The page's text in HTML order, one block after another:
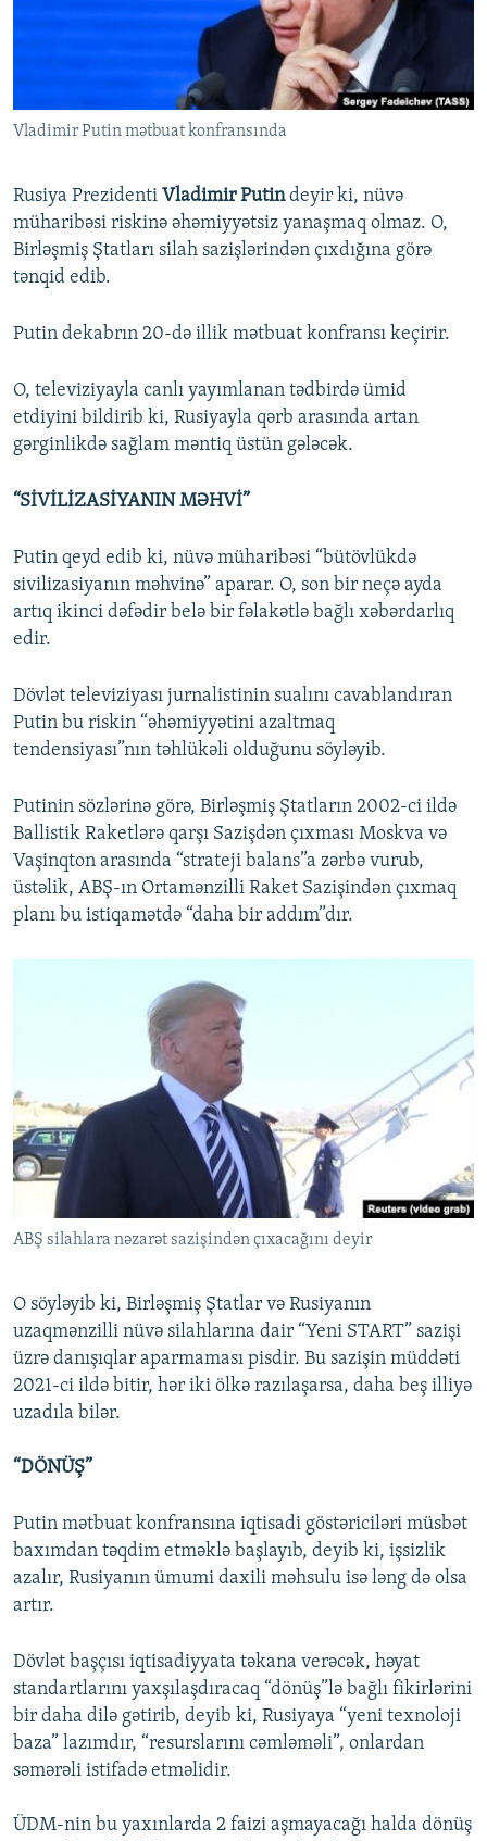
AZƏRBAYCAN ƏDƏBIYYATI KITABXANASI
İZ - MƏDƏNIYYƏT PROQRAMI
PEŞƏ ETIKASI VƏ JURNALISTIKA STANDARTLARIMIZ
MATERIALLARIMIZDAN ISTIFADƏ
AZADLIQRADIOSU MOBIL TELEFONUNUZDA
XƏBƏR BÜLLETENLƏRIMIZ
RFE/RL-in bütün saytları
Vladimir Putin mətbuat konfransında
Rusiya Prezidenti Vladimir Putindeyir ki, nüvə
müharibəsi riskinə əhəmiyyətsiz yanaşmaq olmaz. O,
Birləşmiş Ştatları silah sazişlərindən çıxdığına görə
tənqid edib.
Putin dekabrın 20-də illik mətbuat konfransı keçirir.
O, televiziyayla canlı yayımlanan tədbirdə ümid
etdiyini bildirib ki, Rusiyayla qərb arasında artan
gərginlikdə sağlam məntiq üstün gələcək.
“SİVİLİZASİYANIN MƏHVİ”
Putin qeyd edib ki, nüvə müharibəsi “bütövlükdə
sivilizasiyanın məhvinə” aparar. O, son bir neçə ayda
artıq ikinci dəfədir belə bir fəlakətlə bağlı xəbərdarlıq
edir.
Dövlət televiziyası jurnalistinin sualını cavablandıran
Putin bu riskin “əhəmiyyətini azaltmaq
tendensiyası”nın təhlükəli olduğunu söyləyib.
Putinin sözlərinə görə, Birləşmiş Ştatların 2002-ci ildə
Ballistik Raketlərə qarşı Sazişdən çıxması Moskva və
Vaşinqton arasında “strateji balans”a zərbə vurub,
üstəlik, ABŞ-ın Ortamənzilli Raket Sazişindən çıxmaq
planı bu istiqamətdə “daha bir addım”dır.
ABŞ silahlara nəzarət sazişindən çıxacağını deyir
O söyləyib ki, Birləşmiş Ştatlar və Rusiyanın
uzaqmənzilli nüvə silahlarına dair “Yeni START” sazişi
üzrə danışıqlar aparmaması pisdir. Bu sazişin müddəti
2021-ci ildə bitir, hər iki ölkə razılaşarsa, daha beş illiyə
uzadıla bilər.
“DÖNÜŞ”
Putin mətbuat konfransına iqtisadi göstəriciləri müsbət
baxımdan təqdim etməklə başlayıb, deyib ki, işsizlik
azalır, Rusiyanın ümumi daxili məhsulu isə ləng də olsa
artır.
Dövlət başçısı iqtisadiyyata təkana verəcək, həyat
standartlarını yaxşılaşdıracaq “dönüş”lə bağlı fikirlərini
bir daha dilə gətirib, deyib ki, Rusiyaya “yeni texnoloji
baza” lazımdır, “resurslarını cəmləməli”, onlardan
səmərəli istifadə etməlidir.
ÜDM-nin bu yaxınlarda 2 faizi aşmayacağı halda dönüş